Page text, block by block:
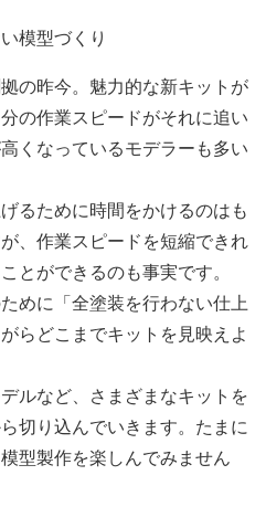
模型づくり
の昨今。魅力的な新キットが
の作業スピードがそれに追い
くなっているモデラーも多い
るために時間をかけるのはも
、作業スピードを短縮できれ
とができるのも事実です。
めに「全塗装を行わない仕上
らどこまでキットを見映えよ
ルなど、さまざまなキットを
切り込んでいきます。たまに
型製作を楽しんでみません